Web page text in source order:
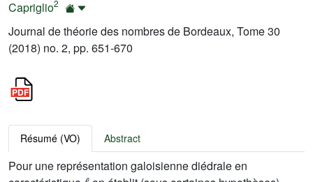
Capriglio2
Journal de théorie des nombres de Bordeaux, Tome 30
(2018) no. 2, pp. 651-670
Résumé (VO) Abstract
Pour une représentation galoisienne diédrale en
ℓ